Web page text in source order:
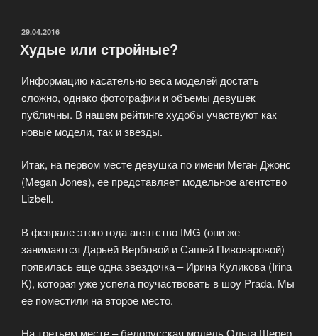
и
ОПУБЛИКОВАНО
29.04.2016
Худые или стройные?
Информацию касательно веса моделей достать
сложно, однако фотографии и объемы девушек
публичны. В нашем рейтинге худобы участвуют как
новые модели, так и звезды.
Итак, на первом месте девушка по имени Меган Джонс
(Megan Jones), ее представляет модельное агентство
Lizbell.
В феврале этого года агентство IMG (они же
занимаются Дарьей Вербовой и Сашей Пивоваровой)
появилась еще одна звездочка – Ирина Куликова (Irina
K), которая уже успела поучаствовать в шоу Prada. Мы
ее поместили на второе место.
На третьем месте – белорусская модель Ольга Шерер,